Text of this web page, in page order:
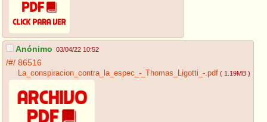
Anónimo 03/04/22 10:52
/#/ 86516
La_conspiracion_contra_la_espec_-_Thomas_Ligotti_-.pdf ( 1.19MB )